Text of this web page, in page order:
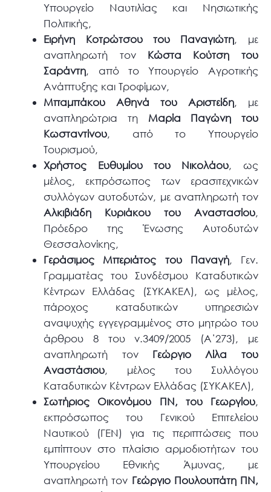
Υπουργείο Ναυτιλίας και Νησιωτικής
Πολιτικής,
Ειρήνη Κοτρώτσου του Παναγιώτη, με
αναπληρωτή τον Κώστα Κούτση του
Σαράντη, από το Υπουργείο Αγροτικής
Ανάπτυξης και Τροφίμων,
Μπαμπάκου Αθηνά του Αριστείδη, με
αναπληρώτρια τη Μαρία Παγώνη του
Κωσταντίνου, από το Υπουργείο
Τουρισμού,
Χρήστος Ευθυμίου του Νικολάου, ως
μέλος, εκπρόσωπος των ερασιτεχνικών
συλλόγων αυτοδυτών, με αναπληρωτή τον
Αλκιβιάδη Κυριάκου του Αναστασίου,
Πρόεδρο της Ένωσης Αυτοδυτών
Θεσσαλονίκης,
Γεράσιμος Μπεριάτος του Παναγή, Γεν.
Γραμματέας του Συνδέσμου Καταδυτικών
Κέντρων Ελλάδας (ΣΥΚΑΚΕΛ), ως μέλος,
πάροχος καταδυτικών υπηρεσιών
αναψυχής εγγεγραμμένος στο μητρώο του
άρθρου 8 του ν.3409/2005 (Α΄273), με
αναπληρωτή τον Γεώργιο Λίλα του
Αναστάσιου, μέλος του Συλλόγου
Καταδυτικών Κέντρων Ελλάδας (ΣΥΚΑΚΕΛ),
Σωτήριος Οικονόμου ΠΝ, του Γεωργίου,
εκπρόσωπος του Γενικού Επιτελείου
Ναυτικού (ΓΕΝ) για τις περιπτώσεις που
εμπίπτουν στο πλαίσιο αρμοδιοτήτων του
Υπουργείου Εθνικής Άμυνας, με
αναπληρωτή τον Γεώργιο Πουλουπάτη ΠΝ,